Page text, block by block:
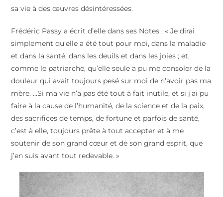
sa vie à des œuvres désintéressées.
Frédéric Passy a écrit d’elle dans ses Notes : « Je dirai
simplement qu’elle a été tout pour moi, dans la maladie
et dans la santé, dans les deuils et dans les joies ; et,
comme le patriarche, qu’elle seule a pu me consoler de la
douleur qui avait toujours pesé sur moi de n’avoir pas ma
mère. …Si ma vie n’a pas été tout à fait inutile, et si j’ai pu
faire à la cause de l’humanité, de la science et de la paix,
des sacrifices de temps, de fortune et parfois de santé,
c’est à elle, toujours prête à tout accepter et à me
soutenir de son grand cœur et de son grand esprit, que
j’en suis avant tout redevable. »